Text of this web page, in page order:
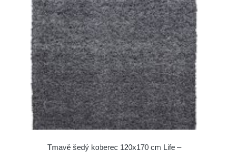
Tmavě šedý koberec 120x170 cm Life –